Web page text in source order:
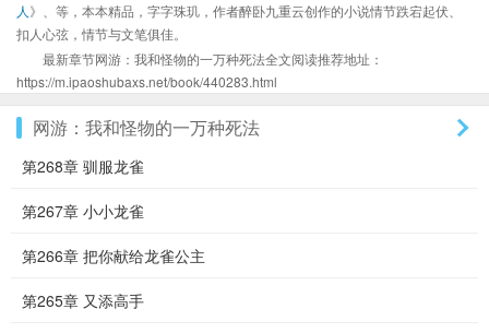
人 》、等，本本精品，字字珠玑，作者醉卧九重云创作的小说情节跌宕起伏、
扣人心弦，情节与文笔俱佳。
最新章节网游：我和怪物的一万种死法全文阅读推荐地址：
https://m.ipaoshubaxs.net/book/440283.html
网游：我和怪物的一万种死法
第268章 驯服龙雀
第267章 小小龙雀
第266章 把你献给龙雀公主
第265章 又添高手